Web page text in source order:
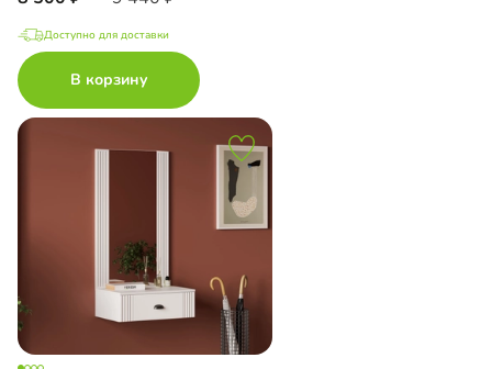
Доступно для доставки
В корзину